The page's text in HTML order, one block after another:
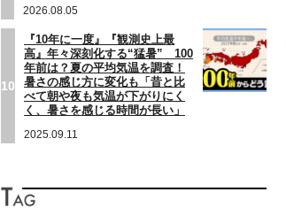
2026.08.05
10
『10年に一度』『観測史上最
高』年々深刻化する“猛暑” 100
年前は？夏の平均気温を調査！
暑さの感じ方に変化も「昔と比
べて朝や夜も気温が下がりにく
く、暑さを感じる時間が長い」
2025.09.11